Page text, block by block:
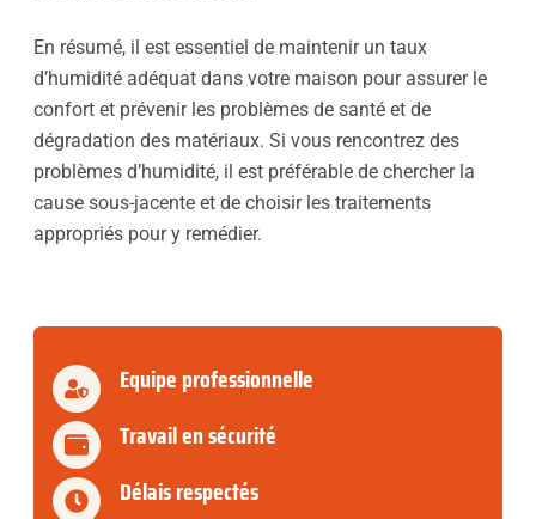
En résumé, il est essentiel de maintenir un taux
d’humidité adéquat dans votre maison pour assurer le
confort et prévenir les problèmes de santé et de
dégradation des matériaux. Si vous rencontrez des
problèmes d’humidité, il est préférable de chercher la
cause sous-jacente et de choisir les traitements
appropriés pour y remédier.
Equipe professionnelle
Travail en sécurité
Délais respectés